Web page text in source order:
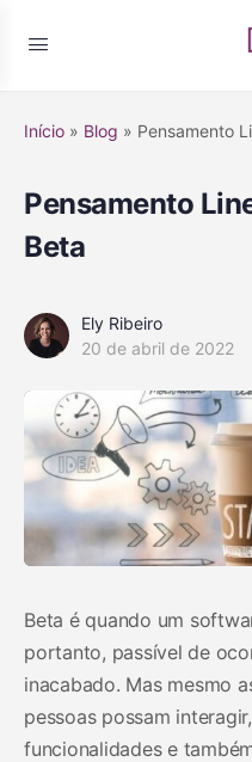
Início » Blog » Pensamento
Pensamento
Beta
Ely Ribeiro
20 de abril de 2022
Beta é quando um
portanto, passível de
inacabado. Mas mesmo
pessoas possam
funcionalidades e